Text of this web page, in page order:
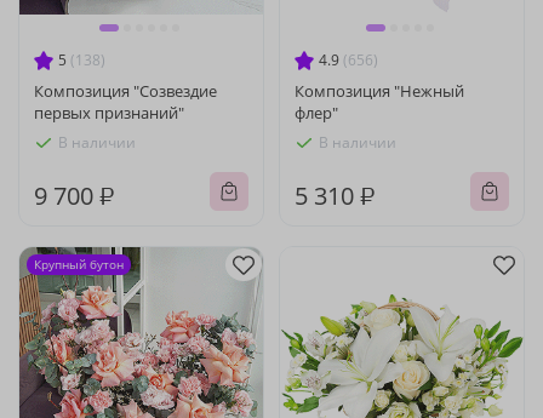
5 (138)
Композиция "Созвездие
первых признаний"
В наличии
9 700 ₽
4.9 (656)
Композиция "Нежный
флер"
В наличии
5 310 ₽
Крупный бутон